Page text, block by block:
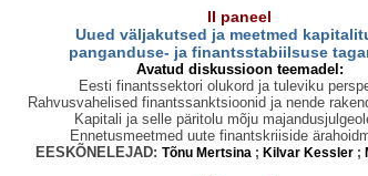
II paneel
Uued väljakutsed ja meetmed
panganduse- ja finantsstabiilsuse
Avatud diskussioon teemadel:
Eesti finantssektori olukord ja tuleviku
Rahvusvahelised finantssanktsioonid ja nende
Kapitali ja selle päritolu mõju
Ennetusmeetmed uute finantskriiside
EESKÕNELEJAD: Tõnu Mertsina; Kilvar Kessler;